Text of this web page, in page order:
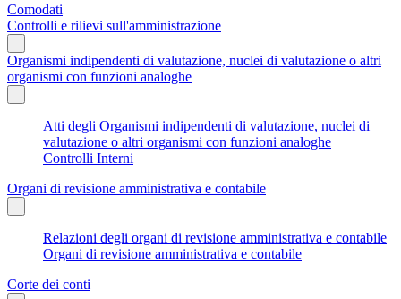
Comodati
Controlli e rilievi sull'amministrazione
Organismi indipendenti di valutazione, nuclei di valutazione o altri
organismi con funzioni analoghe
Atti degli Organismi indipendenti di valutazione, nuclei di
valutazione o altri organismi con funzioni analoghe
Controlli Interni
Organi di revisione amministrativa e contabile
Relazioni degli organi di revisione amministrativa e contabile
Organi di revisione amministrativa e contabile
Corte dei conti